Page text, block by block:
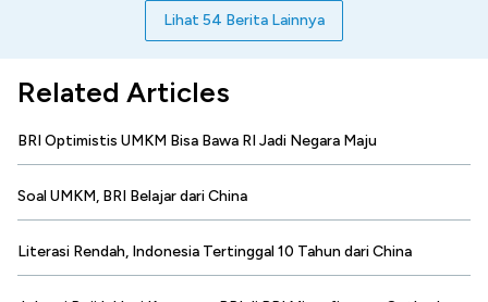
Lihat 54 Berita Lainnya
Related Articles
BRI Optimistis UMKM Bisa Bawa RI Jadi Negara Maju
Soal UMKM, BRI Belajar dari China
Literasi Rendah, Indonesia Tertinggal 10 Tahun dari China